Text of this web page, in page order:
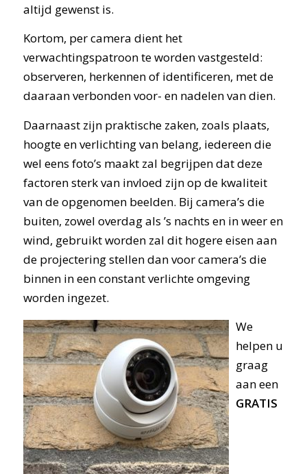
altijd gewenst is.
Kortom, per camera dient het
verwachtingspatroon te worden vastgesteld:
observeren, herkennen of identificeren, met de
daaraan verbonden voor- en nadelen van dien.
Daarnaast zijn praktische zaken, zoals plaats,
hoogte en verlichting van belang, iedereen die
wel eens foto’s maakt zal begrijpen dat deze
factoren sterk van invloed zijn op de kwaliteit
van de opgenomen beelden. Bij camera’s die
buiten, zowel overdag als ’s nachts en in weer en
wind, gebruikt worden zal dit hogere eisen aan
de projectering stellen dan voor camera’s die
binnen in een constant verlichte omgeving
worden ingezet.
We
helpen u
graag
aan een
GRATIS